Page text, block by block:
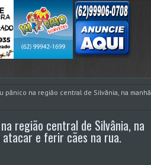
pânico na região central de Silvânia, na manhã
região central de Silvânia, na
e ferir cães na rua.